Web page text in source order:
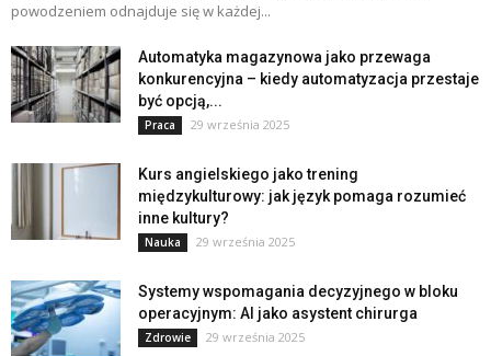
powodzeniem odnajduje się w każdej...
Automatyka magazynowa jako przewaga
konkurencyjna – kiedy automatyzacja przestaje
być opcją,...
Praca 29 września 2025
Kurs angielskiego jako trening
międzykulturowy: jak język pomaga rozumieć
inne kultury?
Nauka 29 września 2025
Systemy wspomagania decyzyjnego w bloku
operacyjnym: AI jako asystent chirurga
Zdrowie 29 września 2025